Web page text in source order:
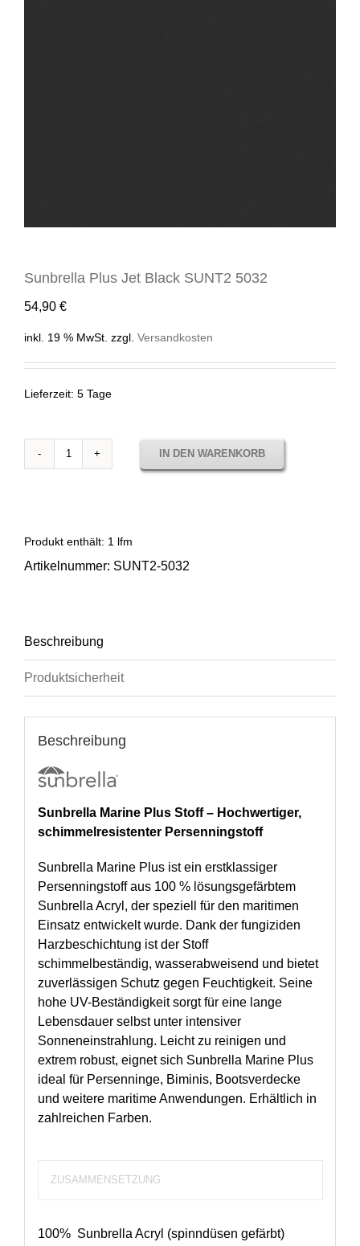
Sunbrella Plus Jet Black SUNT2 5032
54,90 €
inkl. 19 % MwSt. zzgl. Versandkosten
Lieferzeit: 5 Tage
Sunbrella
SUNT2
IN DEN WARENKORB
Produkt enthält: 1 lfm
Artikelnummer: SUNT2-5032
Beschreibung
Produktsicherheit
Beschreibung
Sunbrella Marine Plus Stoff – Hochwertiger,
schimmelresistenter Persenningstoff
Sunbrella Marine Plus ist ein erstklassiger
Persenningstoff aus 100 % lösungsgefärbtem
Sunbrella Acryl, der speziell für den maritimen
Einsatz entwickelt wurde. Dank der fungiziden
Harzbeschichtung ist der Stoff
schimmelbeständig, wasserabweisend und bietet
zuverlässigen Schutz gegen Feuchtigkeit. Seine
hohe UV-Beständigkeit sorgt für eine lange
Lebensdauer selbst unter intensiver
Sonneneinstrahlung. Leicht zu reinigen und
extrem robust, eignet sich Sunbrella Marine Plus
ideal für Persenninge, Biminis, Bootsverdecke
und weitere maritime Anwendungen. Erhältlich in
zahlreichen Farben.
ZUSAMMENSETZUNG
100% Sunbrella Acryl (spinndüsen gefärbt)